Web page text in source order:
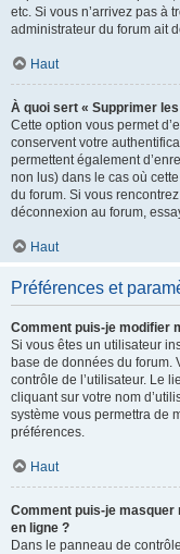
etc. Si vous n’arrivez pas à
administrateur du forum ait
Haut
À quoi sert « Supprimer
Cette option vous permet
conservent votre
permettent également
non lus) dans le cas où
du forum. Si vous
déconnexion au forum,
Haut
Préférences et
Comment puis-je modifier
Si vous êtes un utilisateur
base de données du forum.
contrôle de l’utilisateur. Le
cliquant sur votre nom
système vous permettra de
préférences.
Haut
Comment puis-je masquer
en ligne ?
Dans le panneau de